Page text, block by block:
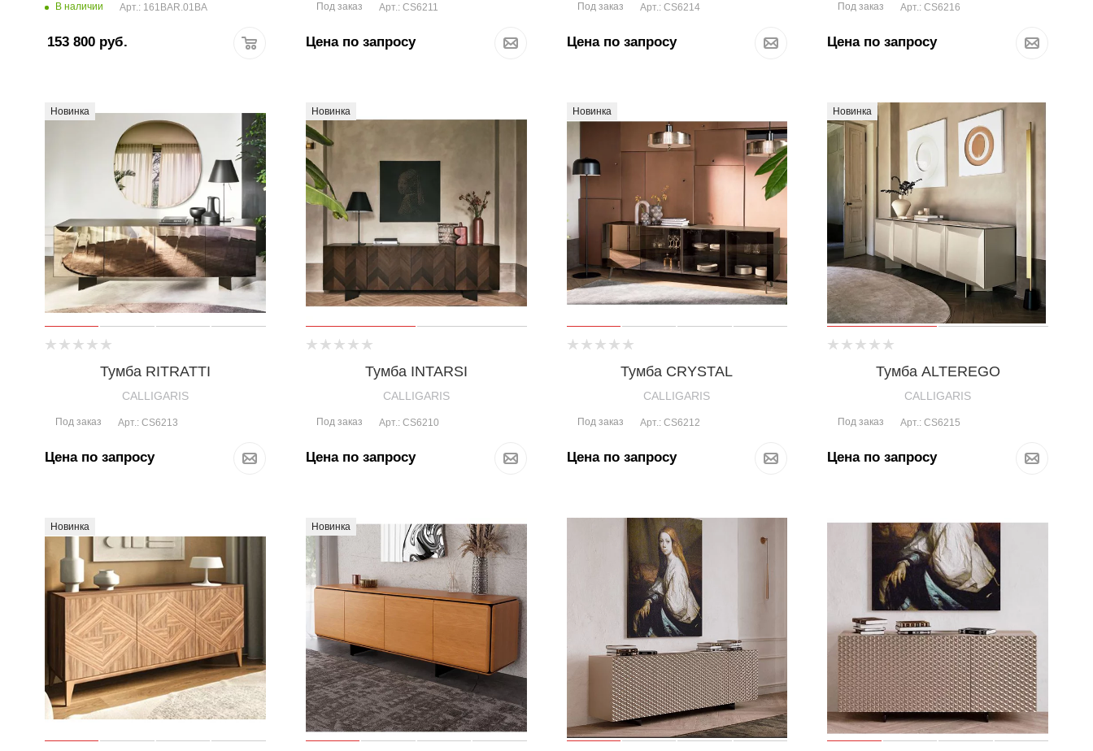
В наличии Арт.: 161BAR.01BA
153 800 руб.
Под заказ Арт.: CS6211
Цена по запросу
Под заказ Арт.: CS6214
Цена по запросу
Под заказ Арт.: CS6216
Цена по запросу
Новинка
Тумба RITRATTI
CALLIGARIS
Под заказ Арт.: CS6213
Цена по запросу
Новинка
Тумба INTARSI
CALLIGARIS
Под заказ Арт.: CS6210
Цена по запросу
Новинка
Тумба CRYSTAL
CALLIGARIS
Под заказ Арт.: CS6212
Цена по запросу
Новинка
Тумба ALTEREGO
CALLIGARIS
Под заказ Арт.: CS6215
Цена по запросу
Новинка Новинка